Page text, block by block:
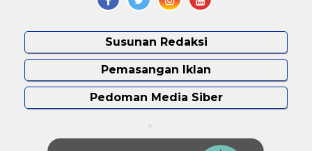
Susunan Redaksi
Pemasangan Iklan
Pedoman Media Siber